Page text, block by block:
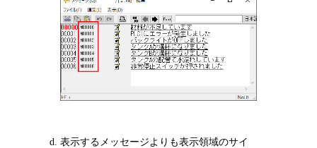
表示するメッセージよりも表示領域のサイ